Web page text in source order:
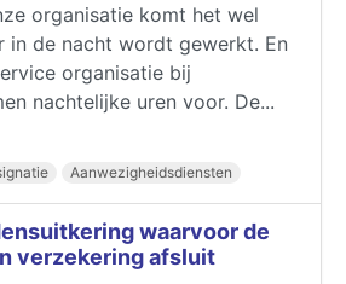
organisatie komt het wel
in de nacht wordt gewerkt. En
organisatie bij
nachtelijke uren voor. De...
Aanwezigheidsdiensten
waarvoor de
verzekering afsluit